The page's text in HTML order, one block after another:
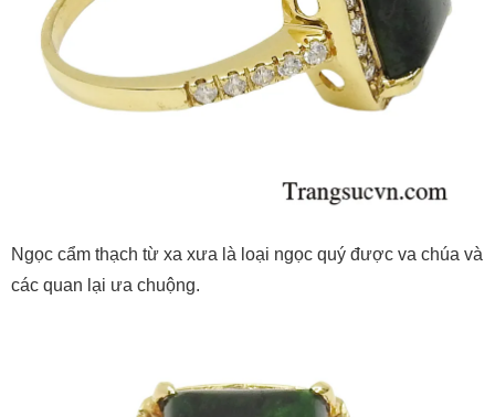
Ngọc cẩm thạch từ xa xưa là loại ngọc quý được va chúa và
các quan lại ưa chuộng.